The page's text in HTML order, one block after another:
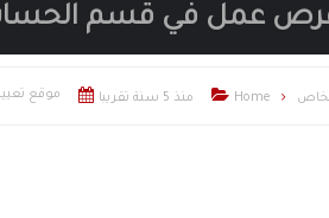
فرص عمل في قسم
موقع  منذ 5 سنة تقريبا  Home